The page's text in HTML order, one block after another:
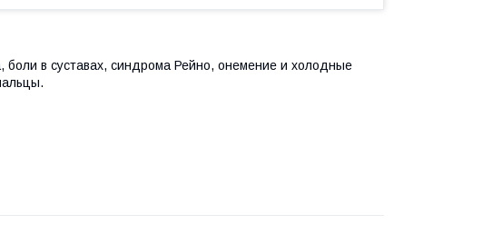
в суставах, синдрома Рейно, онемение и холодные